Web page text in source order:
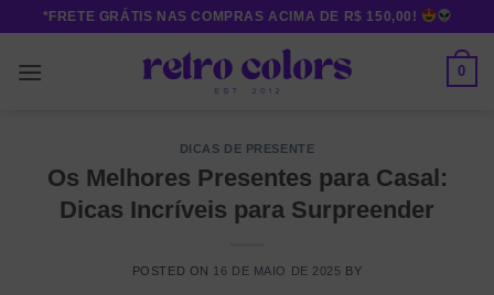
content
*FRETE GRÁTIS NAS COMPRAS ACIMA DE R$ 150,00!
0
DICAS DE PRESENTE
Os Melhores Presentes para Casal:
Dicas Incríveis para Surpreender
POSTED ON 16 DE MAIO DE 2025 BY